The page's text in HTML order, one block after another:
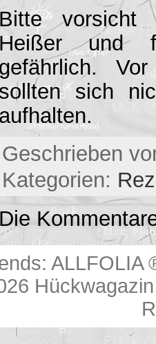
Bitte vorsicht
Heißer und
sollten sich
aufhalten.
Geschrieben
Kategorien:
Die
ALLFOLIA